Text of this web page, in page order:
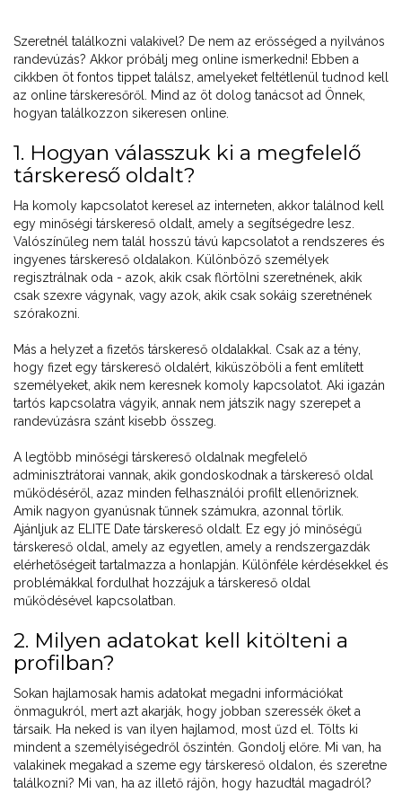
Szeretnél találkozni valakivel? De nem az erősséged a nyilvános
randevúzás? Akkor próbálj meg online ismerkedni! Ebben a
cikkben öt fontos tippet találsz, amelyeket feltétlenül tudnod kell
az online társkeresőről. Mind az öt dolog tanácsot ad Önnek,
hogyan találkozzon sikeresen online.
1. Hogyan válasszuk ki a megfelelő
társkereső oldalt?
Ha komoly kapcsolatot keresel az interneten, akkor találnod kell
egy minőségi társkereső oldalt, amely a segítségedre lesz.
Valószínűleg nem talál hosszú távú kapcsolatot a rendszeres és
ingyenes társkereső oldalakon. Különböző személyek
regisztrálnak oda - azok, akik csak flörtölni szeretnének, akik
csak szexre vágynak, vagy azok, akik csak sokáig szeretnének
szórakozni.
Más a helyzet a fizetős társkereső oldalakkal. Csak az a tény,
hogy fizet egy társkereső oldalért, kiküszöböli a fent említett
személyeket, akik nem keresnek komoly kapcsolatot. Aki igazán
tartós kapcsolatra vágyik, annak nem játszik nagy szerepet a
randevúzásra szánt kisebb összeg.
A legtöbb minőségi társkereső oldalnak megfelelő
adminisztrátorai vannak, akik gondoskodnak a társkereső oldal
működéséről, azaz minden felhasználói profilt ellenőriznek.
Amik nagyon gyanúsnak tűnnek számukra, azonnal törlik.
Ajánljuk az ELITE Date társkereső oldalt. Ez egy jó minőségű
társkereső oldal, amely az egyetlen, amely a rendszergazdák
elérhetőségeit tartalmazza a honlapján. Különféle kérdésekkel és
problémákkal fordulhat hozzájuk a társkereső oldal
működésével kapcsolatban.
2. Milyen adatokat kell kitölteni a
profilban?
Sokan hajlamosak hamis adatokat megadni információkat
önmagukról, mert azt akarják, hogy jobban szeressék őket a
társaik. Ha neked is van ilyen hajlamod, most űzd el. Tölts ki
mindent a személyiségedről őszintén. Gondolj előre. Mi van, ha
valakinek megakad a szeme egy társkereső oldalon, és szeretne
találkozni? Mi van, ha az illető rájön, hogy hazudtál magadról?